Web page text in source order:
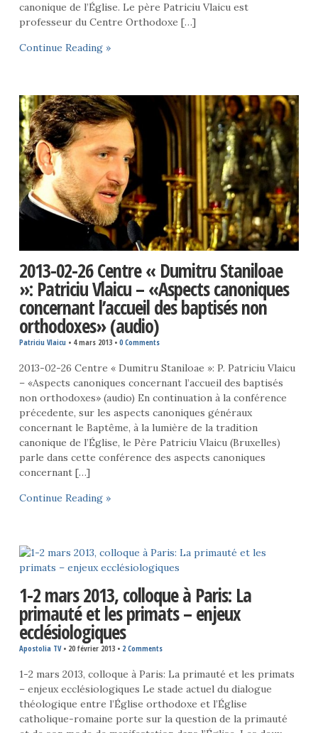
canonique de l’Église. Le père Patriciu Vlaicu est
professeur du Centre Orthodoxe […]
Continue Reading »
2013-02-26 Centre « Dumitru Staniloae
»: Patriciu Vlaicu – «Aspects canoniques
concernant l’accueil des baptisés non
orthodoxes» (audio)
Patriciu Vlaicu • 4 mars 2013• 0 Comments
2013-02-26 Centre « Dumitru Staniloae »: P. Patriciu Vlaicu
– «Aspects canoniques concernant l’accueil des baptisés
non orthodoxes» (audio) En continuation à la conférence
précedente, sur les aspects canoniques généraux
concernant le Baptême, à la lumière de la tradition
canonique de l’Église, le Père Patriciu Vlaicu (Bruxelles)
parle dans cette conférence des aspects canoniques
concernant […]
Continue Reading »
1-2 mars 2013, colloque à Paris: La
primauté et les primats – enjeux
ecclésiologiques
Apostolia TV• 20 février 2013• 2 Comments
1-2 mars 2013, colloque à Paris: La primauté et les primats
– enjeux ecclésiologiques Le stade actuel du dialogue
théologique entre l’Église orthodoxe et l’Église
catholique-romaine porte sur la question de la primauté